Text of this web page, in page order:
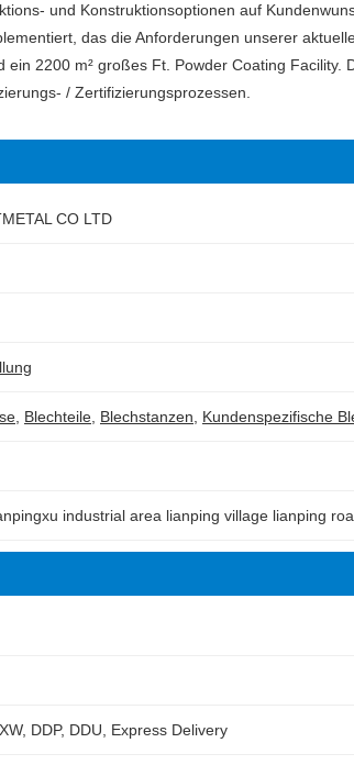
und Konstruktionsoptionen auf
das die Anforderungen unserer
2200 m² großes Ft. Powder Coating Facility.
/ Zertifizierungsprozessen.
CO LTD
Blechteile Blechstanzen Kundenspezifische
industrial area lianping village lianping
DDP, DDU, Express Delivery